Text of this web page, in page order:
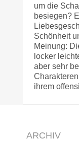
um die
besiegen?
Schönheit
Meinung:
locker
aber sehr
ihrem
ARCHIV